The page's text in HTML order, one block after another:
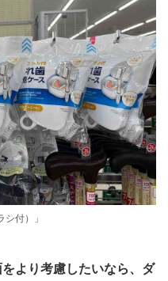
付）」
より考慮したいなら、ダ